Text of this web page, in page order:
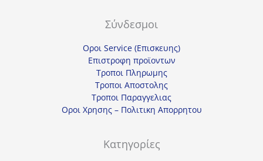
Σύνδεσμοι
Οροι Service (Επισκευης)
Επιστροφη προϊοντων
Τροποι Πληρωμης
Τροποι Αποστολης
Τροποι Παραγγελιας
Οροι Χρησης – Πολιτικη Απορρητου
Κατηγορίες